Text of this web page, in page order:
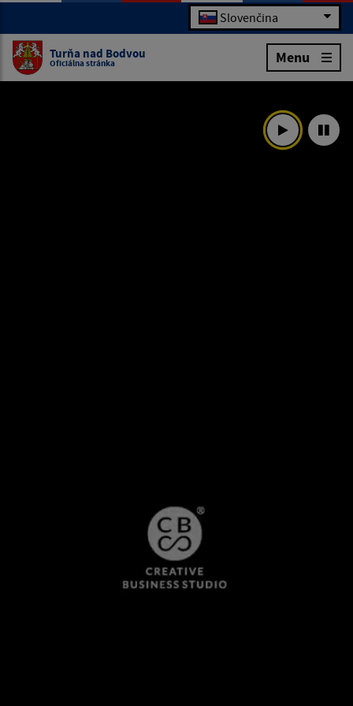
Slovenčina
Turňa nad Bodvou
Oficiálna stránka Menu